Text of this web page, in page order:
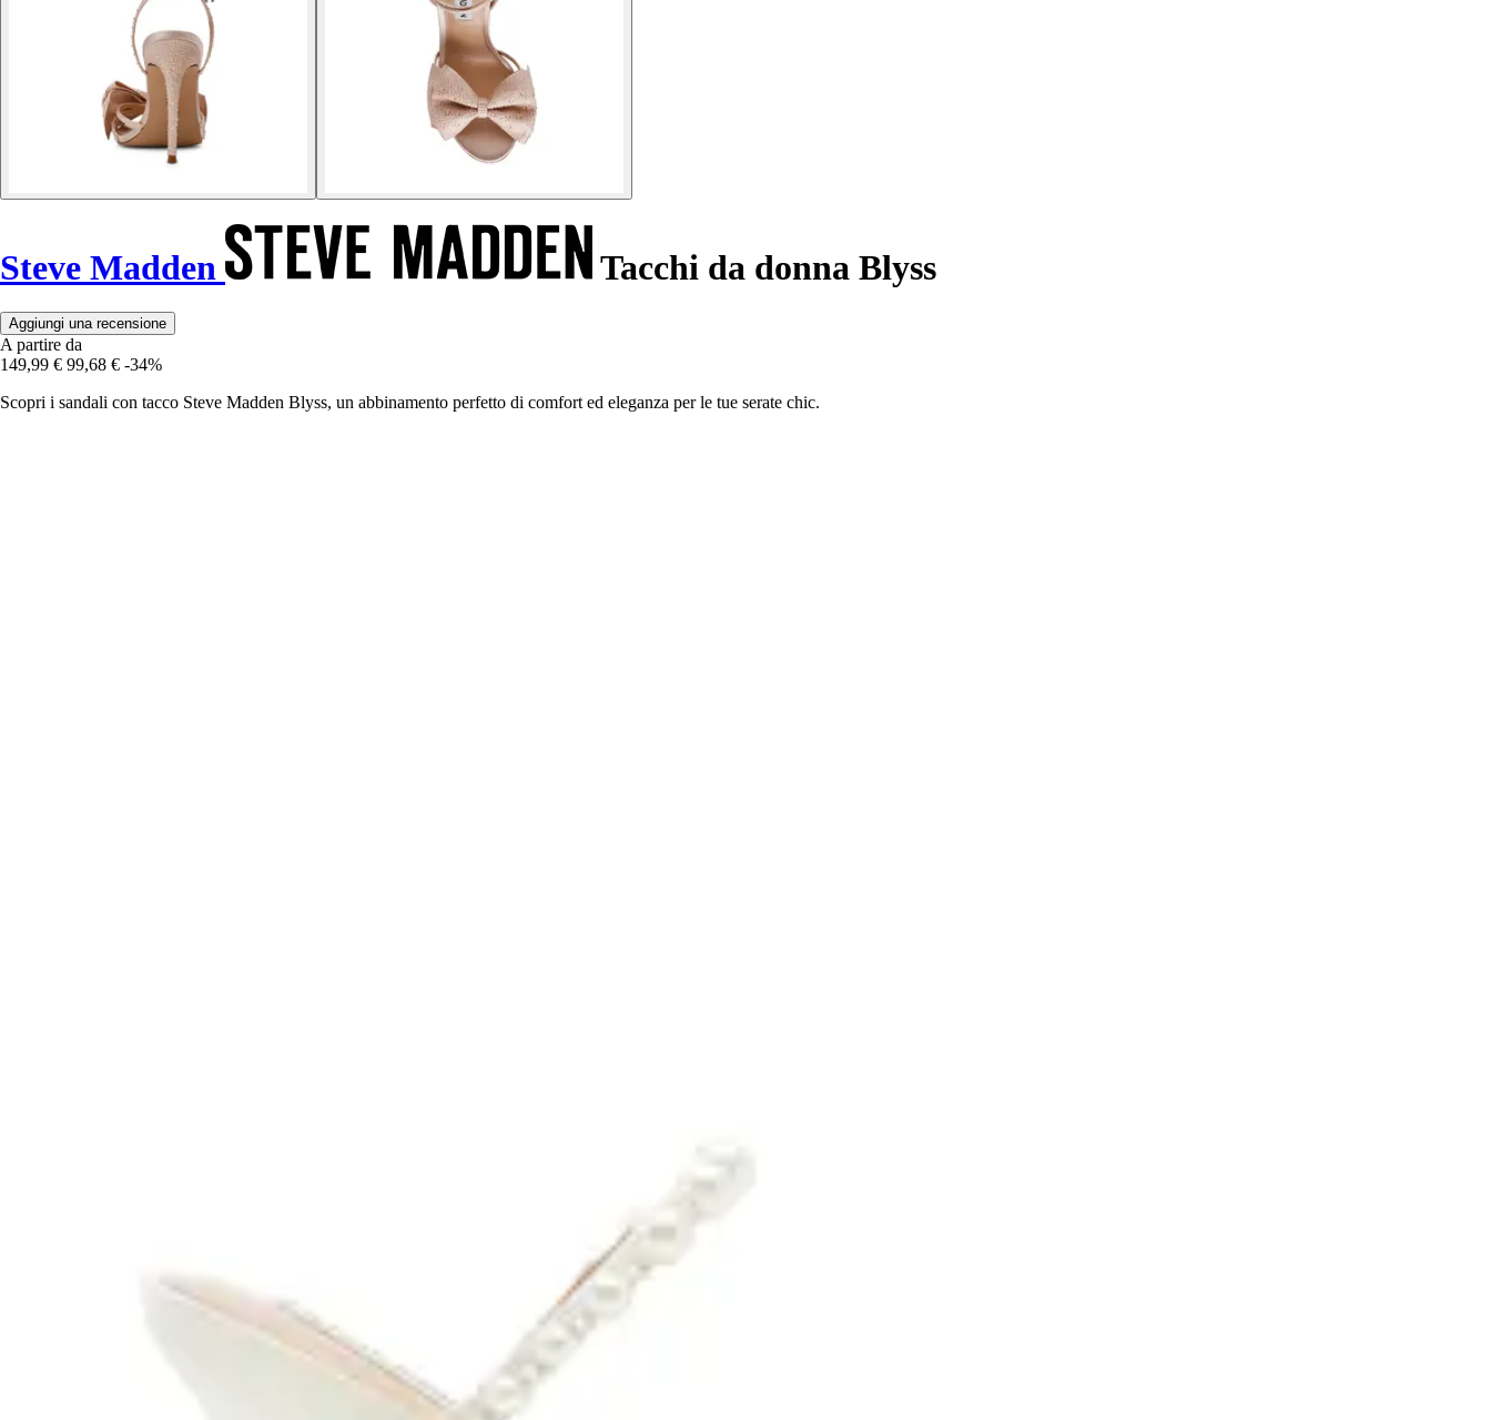
Steve Madden Tacchi da donna Blyss
Aggiungi una recensione
A partire da
149,99 € 99,68 € -34%
Scopri i sandali con tacco Steve Madden Blyss, un abbinamento perfetto di comfort ed eleganza per le tue serate chic.